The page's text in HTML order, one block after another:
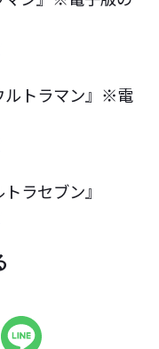
ルトラマン』※電
ラセブン』